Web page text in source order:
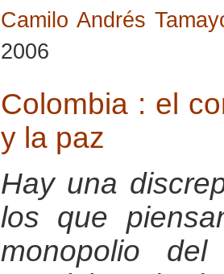
Camilo Andrés
2006
Colombia : el
y la paz
Hay una
los que
monopolio